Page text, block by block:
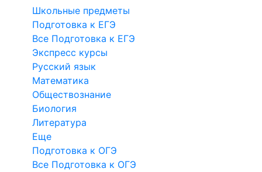
Школьные предметы
Подготовка к ЕГЭ
Все Подготовка к ЕГЭ
Экспресс курсы
Русский язык
Математика
Обществознание
Биология
Литература
Еще
Подготовка к ОГЭ
Все Подготовка к ОГЭ